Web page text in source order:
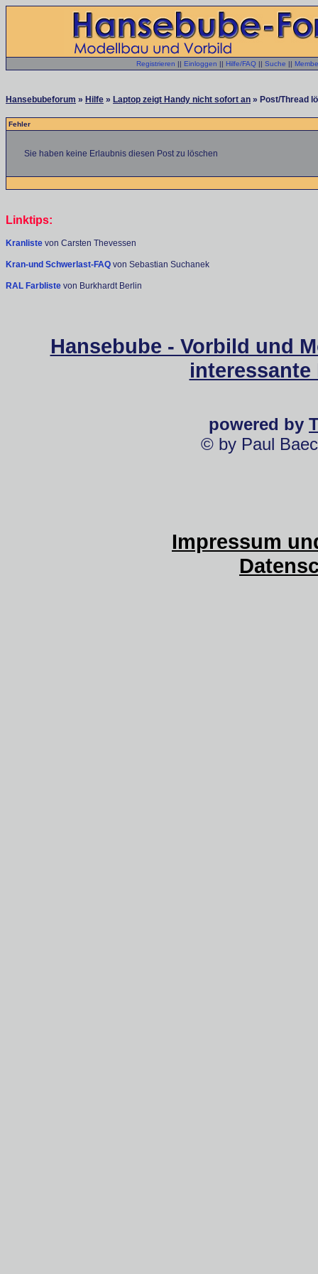
Registrieren || Einloggen || Hilfe/FAQ || Suche ||
Hansebubeforum » Hilfe » Laptop zeigt Handy nicht sofort an » Post/Thread
Fehler
Sie haben keine Erlaubnis diesen Post zu löschen
Linktips:
Kranliste von Carsten Thevessen
Kran-und Schwerlast-FAQ von Sebastian Suchanek
RAL Farbliste von Burkhardt Berlin
Hansebube - Vorbild und
powered by
© by Paul
Impressum